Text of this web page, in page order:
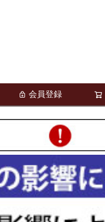
会員登録